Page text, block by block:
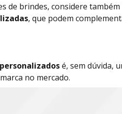
de brindes, considere
, que podem
é, sem dúvida,
no mercado.